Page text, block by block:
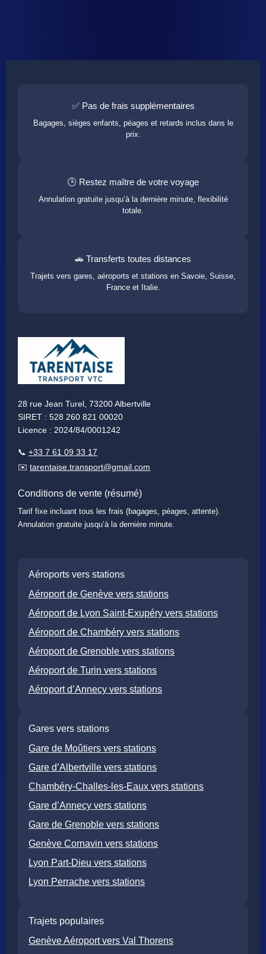
✅ Pas de frais supplémentaires
Bagages, sièges enfants, péages et retards inclus dans le
prix.
🕒 Restez maître de votre voyage
Annulation gratuite jusqu’à la dernière minute, flexibilité
totale.
🚗 Transferts toutes distances
Trajets vers gares, aéroports et stations en Savoie, Suisse,
France et Italie.
28 rue Jean Turel, 73200 Albertville
SIRET : 528 260 821 00020
Licence : 2024/84/0001242
📞 +33 7 61 09 33 17
✉️ tarentaise.transport@gmail.com
Conditions de vente (résumé)
Tarif fixe incluant tous les frais (bagages, péages, attente).
Annulation gratuite jusqu’à la dernière minute.
Aéroports vers stations
Aéroport de Genève vers stations
Aéroport de Lyon Saint-Exupéry vers stations
Aéroport de Chambéry vers stations
Aéroport de Grenoble vers stations
Aéroport de Turin vers stations
Aéroport d’Annecy vers stations
Gares vers stations
Gare de Moûtiers vers stations
Gare d’Albertville vers stations
Chambéry-Challes-les-Eaux vers stations
Gare d’Annecy vers stations
Gare de Grenoble vers stations
Genève Cornavin vers stations
Lyon Part-Dieu vers stations
Lyon Perrache vers stations
Trajets populaires
Genève Aéroport vers Val Thorens